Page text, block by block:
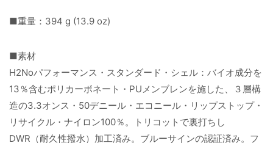
■重量：394 g (13.9 oz)
■素材
H2Noパフォーマンス・スタンダード・シェル：バイオ成分を
13％含むポリカーボネート・PUメンブレンを施した、３層構
造の3.3オンス・50デニール・エコニール・リップストップ・
リサイクル・ナイロン100％。トリコットで裏打ちし
DWR（耐久性撥水）加工済み。ブルーサインの認証済み。フ